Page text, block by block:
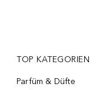
TOP KATEGORIEN
Parfüm & Düfte